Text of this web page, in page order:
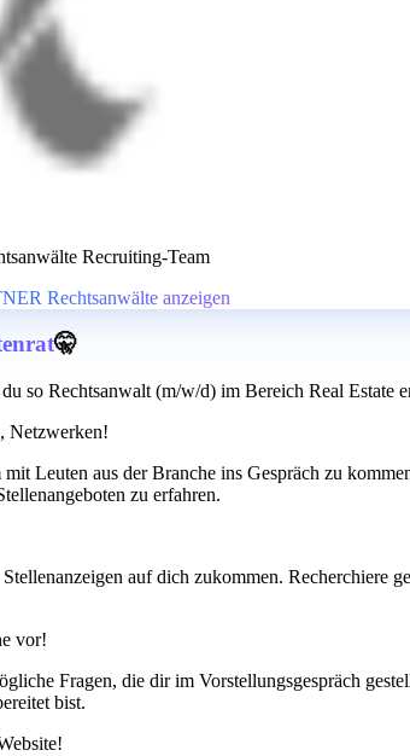
Recruiting-Team
Rechtsanwälte anzeigen
🤫
so Rechtsanwalt (m/w/d) im Bereich Real Estate
Netzwerken!
Leuten aus der Branche ins Gespräch zu
zu erfahren.
auf dich zukommen. Recherchiere
vor!
Fragen, die dir im Vorstellungsgespräch
bist.